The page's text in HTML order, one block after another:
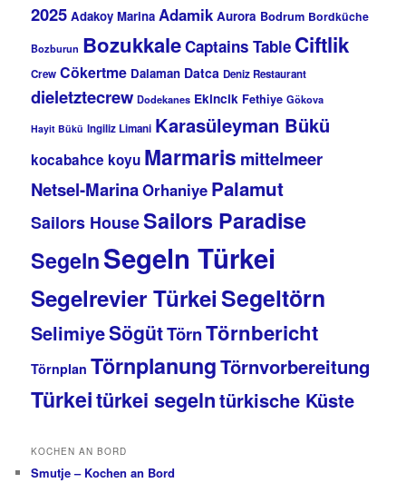
2025 Adakoy Marina Adamik Aurora Bodrum Bordküche
Bozburun BozukkaleCaptains Table Ciftlik
Crew Cökertme Dalaman Datca Deniz Restaurant
dieletztecrew Dodekanes Ekincik Fethiye Gökova
Hayit Bükü Ingiliz Limani Karasüleyman Bükü
kocabahce koyu Marmaris mittelmeer
Netsel-MarinaOrhaniye Palamut
Sailors HouseSailors Paradise
SegelnSegeln Türkei
Segelrevier TürkeiSegeltörn
SelimiyeSögütTörnTörnbericht
Törnplan TörnplanungTörnvorbereitung
Türkeitürkei segelntürkische Küste
KOCHEN AN BORD
Smutje – Kochen an Bord